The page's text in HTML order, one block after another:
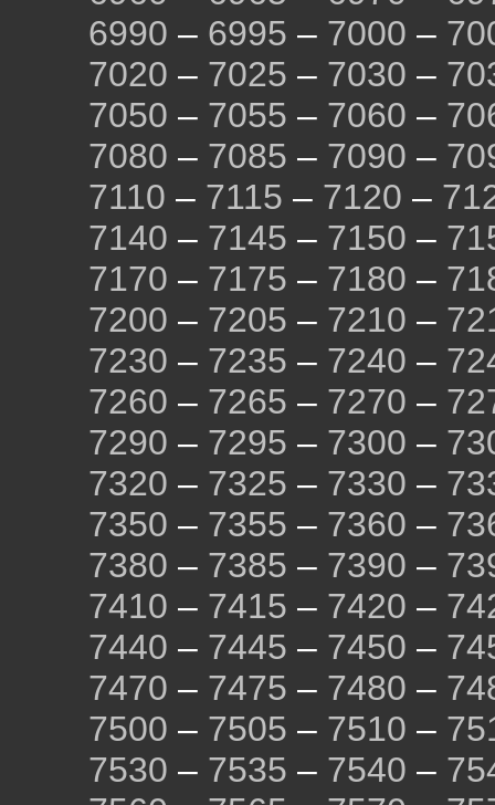
6990 – 6995 – 7000 –
7020 – 7025 – 7030 –
7050 – 7055 – 7060 –
7080 – 7085 – 7090 –
7110 – 7115 – 7120 –
7140 – 7145 – 7150 –
7170 – 7175 – 7180 –
7200 – 7205 – 7210 –
7230 – 7235 – 7240 –
7260 – 7265 – 7270 –
7290 – 7295 – 7300 –
7320 – 7325 – 7330 –
7350 – 7355 – 7360 –
7380 – 7385 – 7390 –
7410 – 7415 – 7420 –
7440 – 7445 – 7450 –
7470 – 7475 – 7480 –
7500 – 7505 – 7510 –
7530 – 7535 – 7540 –